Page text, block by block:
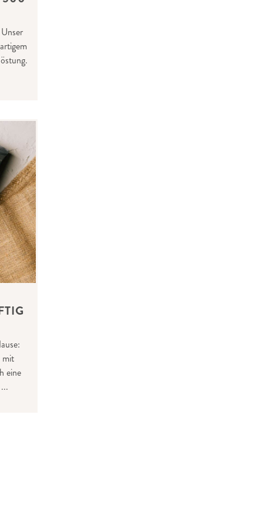
mit
eine